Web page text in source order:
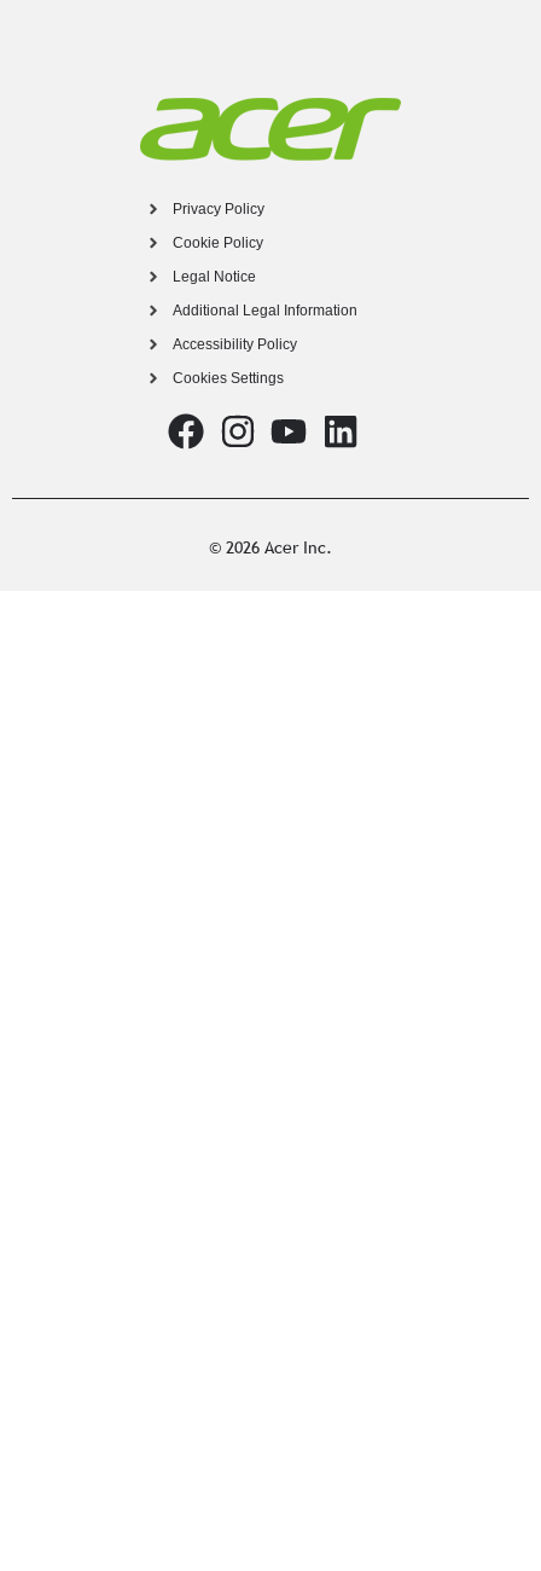
Privacy Policy
Cookie Policy
Legal Notice
Additional Legal Information
Accessibility Policy
Cookies Settings
© 2026 Acer Inc.